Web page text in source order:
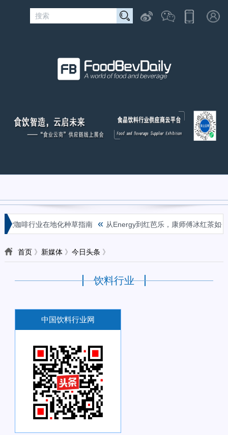
饮咖啡行业在地化种草指南 « 从Energy到红芭乐，康师傅冰红茶如
首页》 新媒体》 今日头条 》
饮料行业
中国饮料行业网